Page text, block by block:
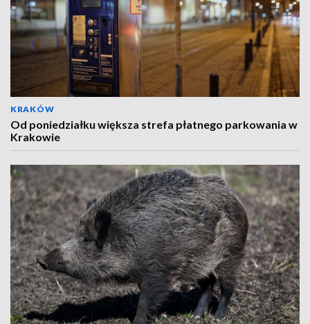
KRAKÓW
Od poniedziałku większa strefa płatnego parkowania w
Krakowie